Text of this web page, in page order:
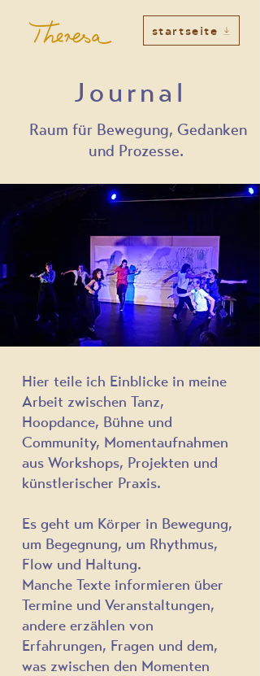
startseite
Journal
Raum für Bewegung, Gedanken
und Prozesse.
Hier teile ich Einblicke in meine
Arbeit zwischen Tanz,
Hoopdance, Bühne und
Community, Momentaufnahmen
aus Workshops, Projekten und
künstlerischer Praxis.
Es geht um Körper in Bewegung,
um Begegnung, um Rhythmus,
Flow und Haltung.
Manche Texte informieren über
Termine und Veranstaltungen,
andere erzählen von
Erfahrungen, Fragen und dem,
was zwischen den Momenten